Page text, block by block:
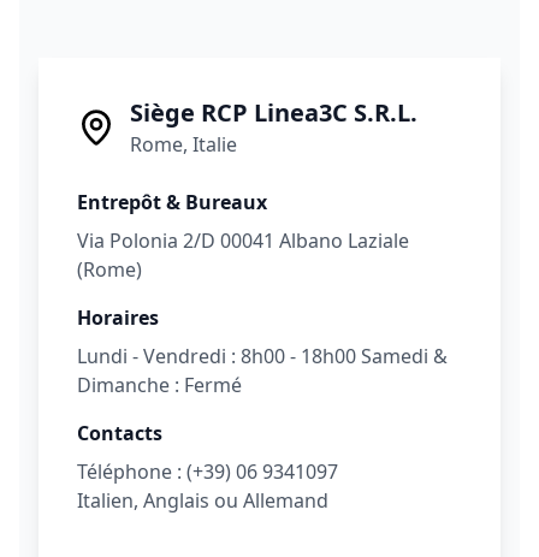
Siège RCP Linea3C S.R.L.
Rome, Italie
Entrepôt & Bureaux
Via Polonia 2/D 00041 Albano Laziale
(Rome)
Horaires
Lundi - Vendredi : 8h00 - 18h00 Samedi &
Dimanche : Fermé
Contacts
Téléphone : (+39) 06 9341097
Italien, Anglais ou Allemand